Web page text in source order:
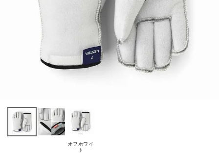
オフホワイ
ト